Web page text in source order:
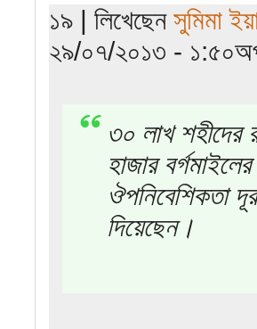
১৯ | লিখেছেন সুমিমা
২৯/০৭/২০১৩ -
৩০ লাখ শহীদের
হাজার
ঔপনিবেশিকতা
দিয়েছেন।